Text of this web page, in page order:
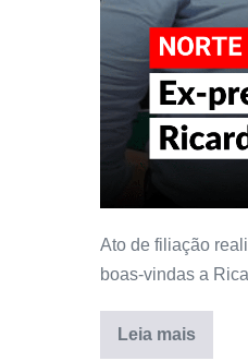
Ato de filiação
boas-vindas a
Leia mais